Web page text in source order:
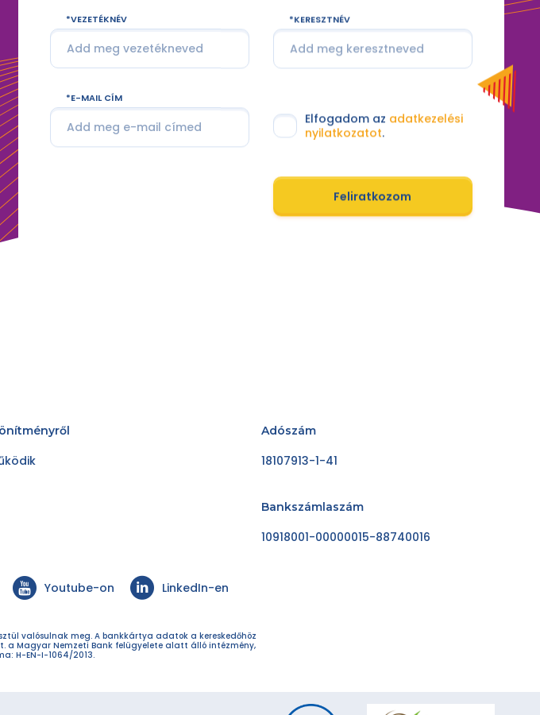
VEZETÉKNÉV KERESZTNÉV
E-MAIL CÍM
Elfogadom az adatkezelési
nyilatkozatot.
Feliratkozom
Adószám
18107913-1-41
Bankszámlaszám
10918001-00000015-88740016
Youtube-on LinkedIn-en
valósulnak meg. A bankkártya adatok a kereskedőhöz
a Magyar Nemzeti Bank felügyelete alatt álló intézmény,
H-EN-I-1064/2013.